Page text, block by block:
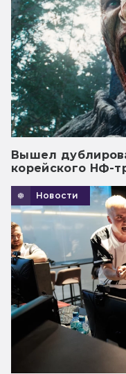
Вышел
корейского НФ-
Новости